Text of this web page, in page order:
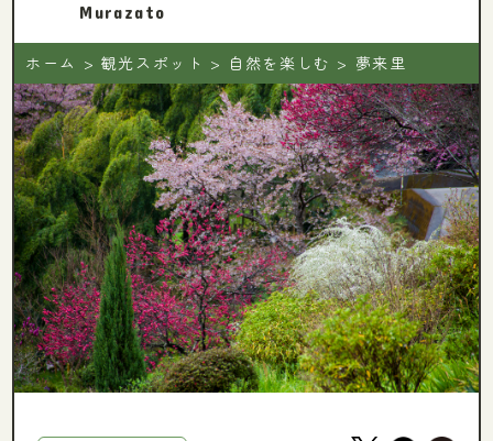
Murazato
ホーム > 観光スポット > 自然を楽しむ > 夢来里